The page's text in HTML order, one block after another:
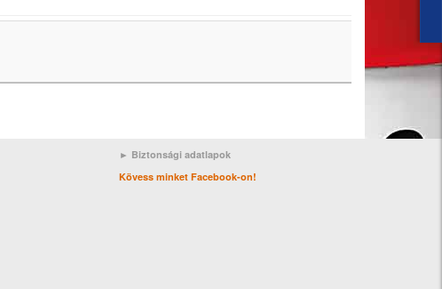
► Biztonsági adatlapok
Kövess minket Facebook-on!